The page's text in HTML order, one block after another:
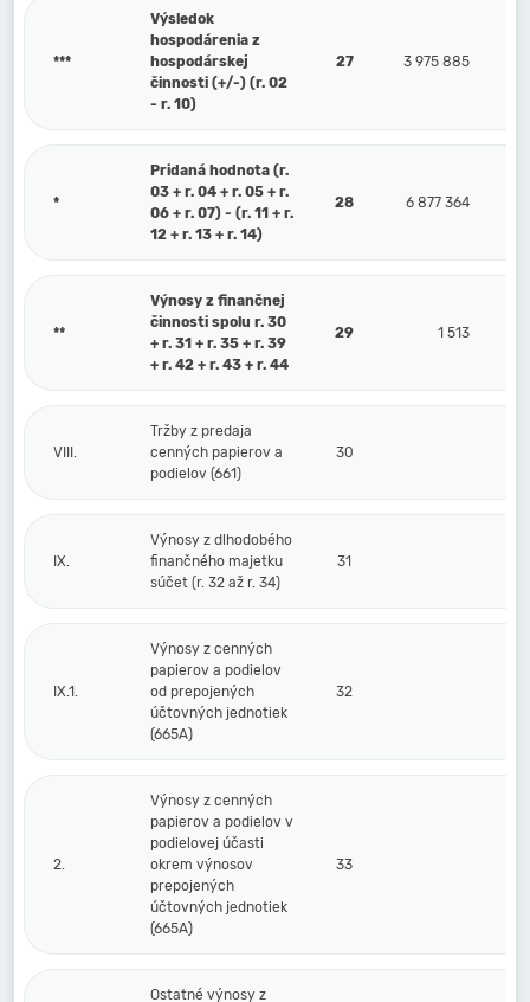
***
Výsledok
hospodárenia z
hospodárskej
činnosti (+/-) (r. 02
- r. 10)
27 3 975 885
*
Pridaná hodnota (r.
03 + r. 04 + r. 05 + r.
06 + r. 07) - (r. 11 + r.
12 + r. 13 + r. 14)
28 6 877 364
**
Výnosy z finančnej
činnosti spolu r. 30
+ r. 31 + r. 35 + r. 39
+ r. 42 + r. 43 + r. 44
29 1 513
VIII.
Tržby z predaja
cenných papierov a
podielov (661)
30
IX.
Výnosy z dlhodobého
finančného majetku
súčet (r. 32 až r. 34)
31
IX.1.
Výnosy z cenných
papierov a podielov
od prepojených
účtovných jednotiek
(665A)
32
2.
Výnosy z cenných
papierov a podielov v
podielovej účasti
okrem výnosov
prepojených
účtovných jednotiek
(665A)
33
Ostatné výnosy z